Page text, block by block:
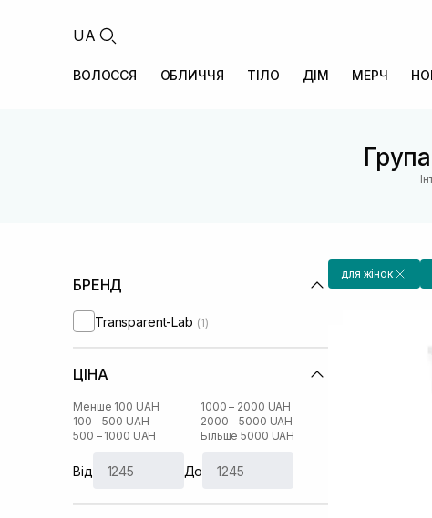
UA
ВОЛОССЯ ОБЛИЧЧЯ ТІЛО ДІМ МЕРЧ
БРЕНД
Transparent-Lab (1)
ЦІНА
Менше 100 UAH
100 – 500 UAH
500 – 1000 UAH
1000 – 2000 UAH
2000 – 5000 UAH
Більше 5000 UAH
Від До
для жінок